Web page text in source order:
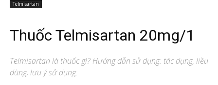
Telmisartan
Thuốc Telmisartan 20mg/1
Telmisartan là thuốc gì? Hướng dẫn sử dụng: tác dụng, liều
dùng, lưu ý sử dụng.